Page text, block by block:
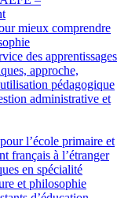
mieux comprendre
des apprentissages
approche,
pédagogique
administrative et
l’école primaire et
français à l’étranger
en spécialité
et philosophie